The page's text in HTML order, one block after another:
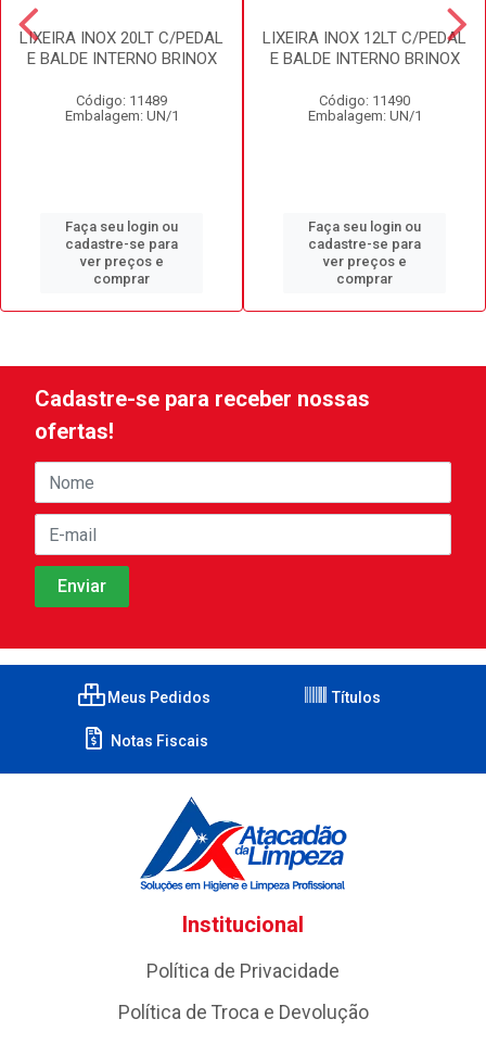
LIXEIRA INOX 20LT C/PEDAL
E BALDE INTERNO BRINOX
Código: 11489
Embalagem: UN/1
Faça seu login ou
cadastre-se para
ver preços e
comprar
LIXEIRA INOX 12LT C/PEDAL
E BALDE INTERNO BRINOX
Código: 11490
Embalagem: UN/1
Faça seu login ou
cadastre-se para
ver preços e
comprar
Cadastre-se para receber nossas
ofertas!
Meus Pedidos Títulos
Notas Fiscais
Institucional
Política de Privacidade
Política de Troca e Devolução